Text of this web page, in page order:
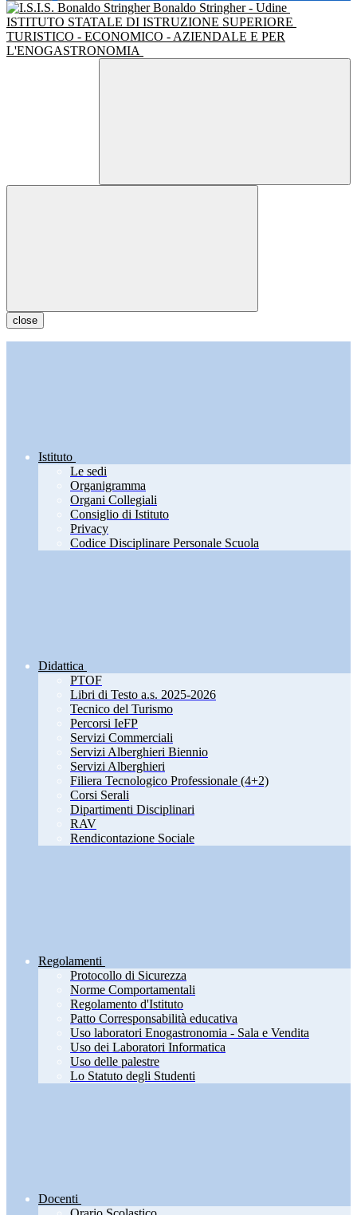
Bonaldo Stringher - Udine
ISTITUTO STATALE DI ISTRUZIONE SUPERIORE
TURISTICO - ECONOMICO - AZIENDALE E PER
L'ENOGASTRONOMIA
close
Istituto
Le sedi
Organigramma
Organi Collegiali
Consiglio di Istituto
Privacy
Codice Disciplinare Personale Scuola
Didattica
PTOF
Libri di Testo a.s. 2025-2026
Tecnico del Turismo
Percorsi IeFP
Servizi Commerciali
Servizi Alberghieri Biennio
Servizi Alberghieri
Filiera Tecnologico Professionale (4+2)
Corsi Serali
Dipartimenti Disciplinari
RAV
Rendicontazione Sociale
Regolamenti
Protocollo di Sicurezza
Norme Comportamentali
Regolamento d'Istituto
Patto Corresponsabilità educativa
Uso laboratori Enogastronomia - Sala e Vendita
Uso dei Laboratori Informatica
Uso delle palestre
Lo Statuto degli Studenti
Docenti